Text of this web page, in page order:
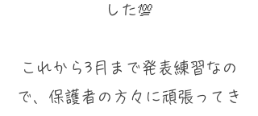
した💯
⁡これから3月まで発表練習なの
で、保護者の方々に頑張ってき